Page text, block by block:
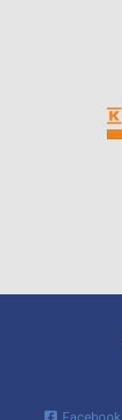
Facebook